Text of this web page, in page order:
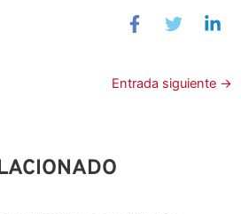
Entrada siguiente →